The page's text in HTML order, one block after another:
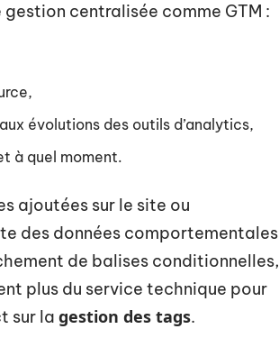
centralisée comme GTM :
évolutions des outils d’analytics,
à quel moment.
ajoutées sur le site ou
des données comportementales
de balises conditionnelles,
plus du service technique pour
sur la gestion des tags.